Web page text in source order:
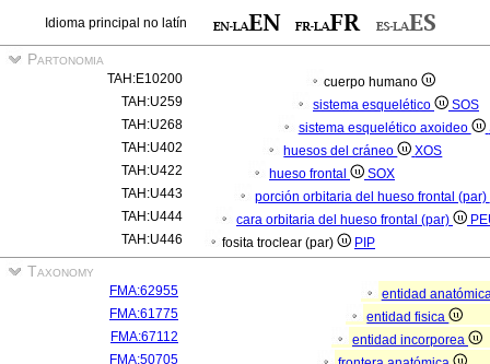
Idioma principal no latín
Partonomia
TAH:E10200
cuerpo humano
TAH:U259
sistema esquelético
SOS
TAH:U268
sistema esquelético axoideo
TAH:U402
huesos del cráneo
XOS
TAH:U422
hueso frontal
SOX
TAH:U443
porción orbitaria del hueso frontal (par)
TAH:U444
cara orbitaria del hueso frontal (par)
TAH:U446
fosita troclear (par) PIP
Taxonomy
FMA:62955
entidad
FMA:61775
entidad fisica
FMA:67112
entidad incorporea
FMA:50705